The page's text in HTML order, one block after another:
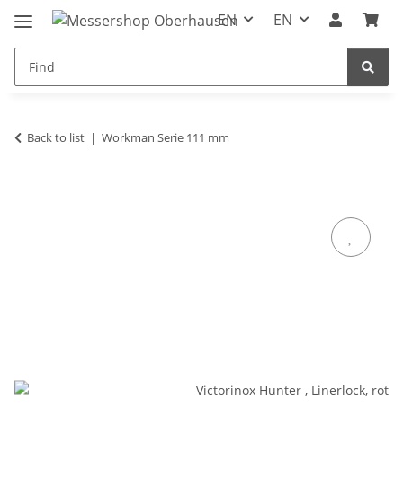
EN EN
Back to list Workman Serie 111 mm